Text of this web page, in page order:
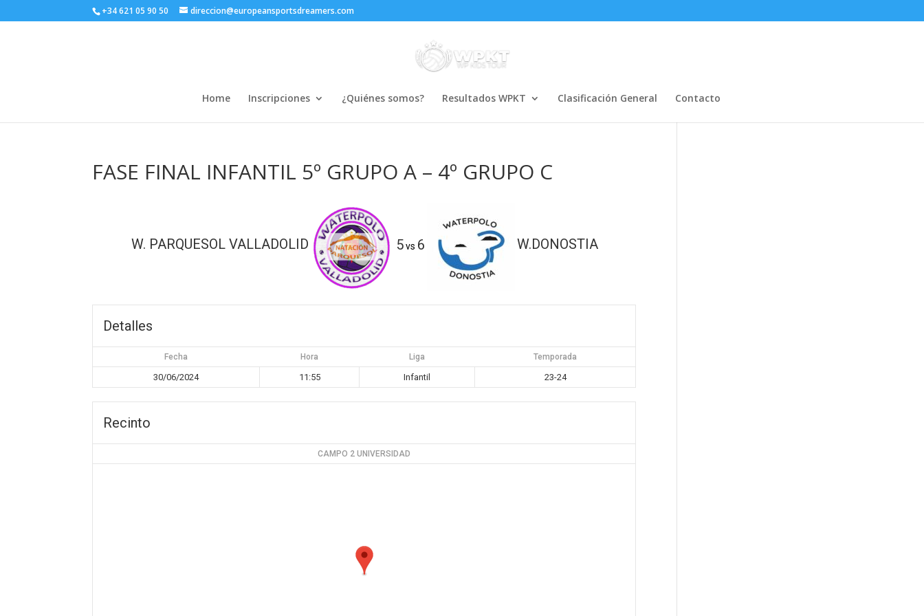
+34 621 05 90 50 direccion@europeansportsdreamers.com
Home Inscripciones ¿Quiénes somos? Resultados WPKT Clasificación General Contacto
FASE FINAL INFANTIL 5º GRUPO A – 4º GRUPO C
W. PARQUESOL VALLADOLID 5vs 6 W.DONOSTIA
Detalles
Fecha Hora Liga Temporada
30/06/2024 11:55 Infantil 23-24
Recinto
CAMPO 2 UNIVERSIDAD